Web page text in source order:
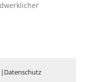
| Datenschutz